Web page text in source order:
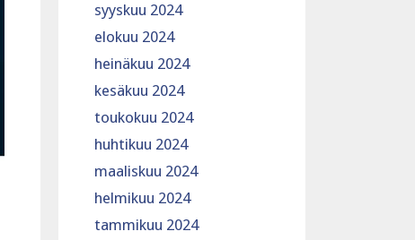
syyskuu 2024
elokuu 2024
heinäkuu 2024
kesäkuu 2024
toukokuu 2024
huhtikuu 2024
maaliskuu 2024
helmikuu 2024
tammikuu 2024